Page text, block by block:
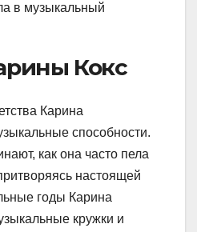
в музыкальный
Кокс
Карина
способности.
как она часто пела
настоящей
годы Карина
кружки и